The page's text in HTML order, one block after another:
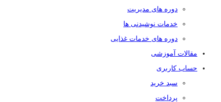
دوره های مدیریت
خدمات نوشیدنی ها
دوره های خدمات غذایی
مقالات آموزشی
حساب کاربری
سبد خرید
پرداخت